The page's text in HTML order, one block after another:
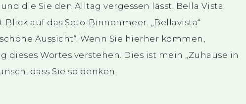
die Sie den Alltag vergessen lässt. Bella Vista
auf das Seto-Binnenmeer. „Bellavista“
Aussicht“. Wenn Sie hierher kommen,
dieses Wortes verstehen. Dies ist mein „Zuhause in
dass Sie so denken.